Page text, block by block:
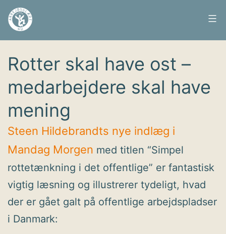
Fortsæt
Arbejdsglæde
Udgivet
Rotter skal have ost –
medarbejdere skal have
mening
Steen Hildebrandts nye indlæg i
Mandag Morgen med titlen “Simpel
rottetænkning i det offentlige” er fantastisk
vigtig læsning og illustrerer tydeligt, hvad
der er gået galt på offentlige arbejdspladser
i Danmark: